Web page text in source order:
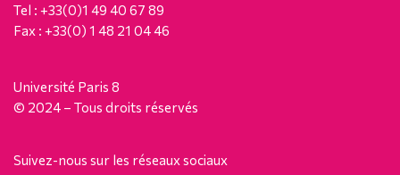
Tel : +33(0)1 49 40 67 89
Fax : +33(0) 1 48 21 04 46
Université Paris 8
© 2024 – Tous droits réservés
Suivez-nous sur les réseaux sociaux